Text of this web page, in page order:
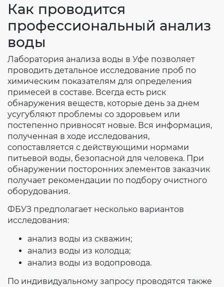
Как проводится
профессиональный анализ
воды
Лаборатория анализа воды в Уфе позволяет
проводить детальное исследование проб по
химическим показателям для определения
примесей в составе. Всегда есть риск
обнаружения веществ, которые день за днем
усугубляют проблемы со здоровьем или
постепенно привносят новые. Вся информация,
полученная в ходе исследования,
сопоставляется с действующими нормами
питьевой воды, безопасной для человека. При
обнаружении посторонних элементов заказчик
получает рекомендации по подбору очистного
оборудования.
ФБУЗ предполагает несколько вариантов
исследования:
анализ воды из скважин;
анализ воды из колодца;
анализ воды из водопровода.
По индивидуальному запросу проводятся также